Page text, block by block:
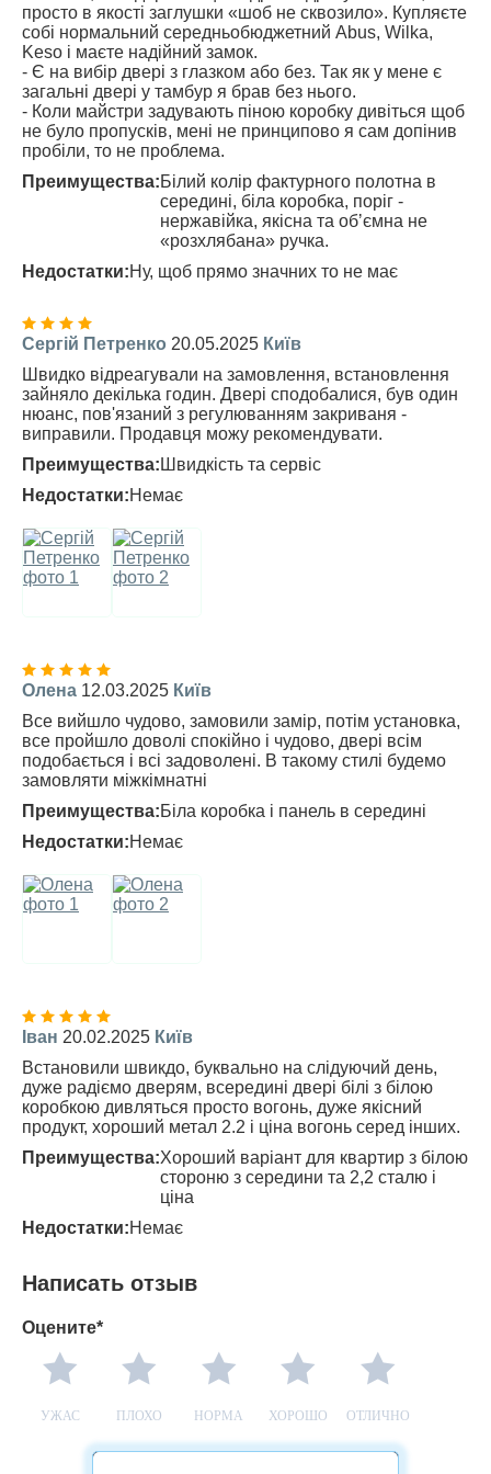
просто в якості заглушки «шоб не сквозило». Купляєте
собі нормальний середньобюджетний Abus, Wilka,
Keso і маєте надійний замок.
- Є на вибір двері з глазком або без. Так як у мене є
загальні двері у тамбур я брав без нього.
- Коли майстри задувають піною коробку дивіться щоб
не було пропусків, мені не принципово я сам допінив
пробіли, то не проблема.
Преимущества:Білий колір фактурного полотна в
середині, біла коробка, поріг -
нержавійка, якісна та обʼємна не
«розхлябана» ручка.
Недостатки:Ну, щоб прямо значних то не має
Сергій Петренко 20.05.2025 Київ
Швидко відреагували на замовлення, встановлення
зайняло декілька годин. Двері сподобалися, був один
нюанс, пов'язаний з регулюванням закриваня -
виправили. Продавця можу рекомендувати.
Преимущества: Швидкість та сервіс
Недостатки:Немає
Олена 12.03.2025 Київ
Все вийшло чудово, замовили замір, потім установка,
все пройшло доволі спокійно і чудово, двері всім
подобається і всі задоволені. В такому стилі будемо
замовляти міжкімнатні
Преимущества:Біла коробка і панель в середині
Недостатки:Немає
Іван 20.02.2025 Київ
Встановили швикдо, буквально на слідуючий день,
дуже радіємо дверям, всередині двері білі з білою
коробкою дивляться просто вогонь, дуже якісний
продукт, хороший метал 2.2 і ціна вогонь серед інших.
Преимущества:Хороший варіант для квартир з білою
стороню з середини та 2,2 сталю і
ціна
Недостатки:Немає
Написать отзыв
Оцените*
УЖАС ПЛОХО НОРМА ХОРОШО ОТЛИЧНО